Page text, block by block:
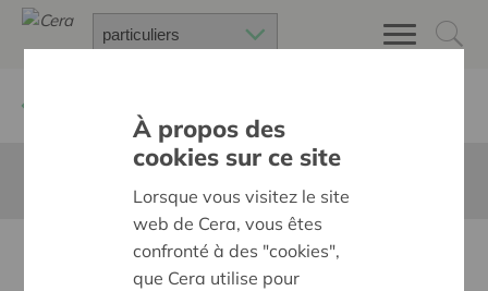
Interacties in en met OKAN
À propos des
cookies sur ce site
Lorsque vous visitez le site
web de Cera, vous êtes
confronté à des "cookies",
que Cera utilise pour